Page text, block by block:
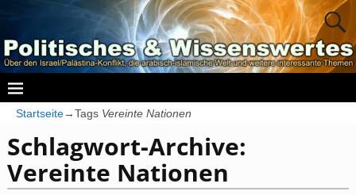
Startseite→Tags Vereinte Nationen
Schlagwort-Archive:
Vereinte Nationen